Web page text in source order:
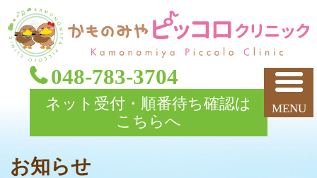
048-783-3704
ネット受付・順番待ち確認は
こちらへ
お知らせ